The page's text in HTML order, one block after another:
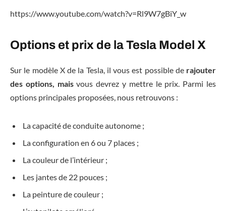
https://www.youtube.com/watch?v=Rl9W7gBiY_w
Options et prix de la Tesla Model X
Sur le modèle X de la Tesla, il vous est possible de rajouter
des options, maisvous devrez y mettre le prix. Parmi les
options principales proposées, nous retrouvons :
La capacité de conduite autonome ;
La configuration en 6 ou 7 places ;
La couleur de l’intérieur ;
Les jantes de 22 pouces ;
La peinture de couleur ;